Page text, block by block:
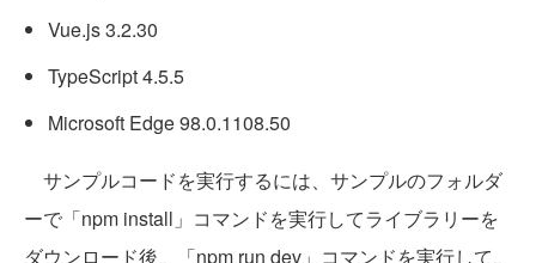
Vue.js 3.2.30
TypeScript 4.5.5
Microsoft Edge 98.0.1108.50
サンプルコードを実行するには、サンプルのフォルダ
ーで「npm install」コマンドを実行してライブラリーを
ダウンロード後、「npm run dev」コマンドを実行して、